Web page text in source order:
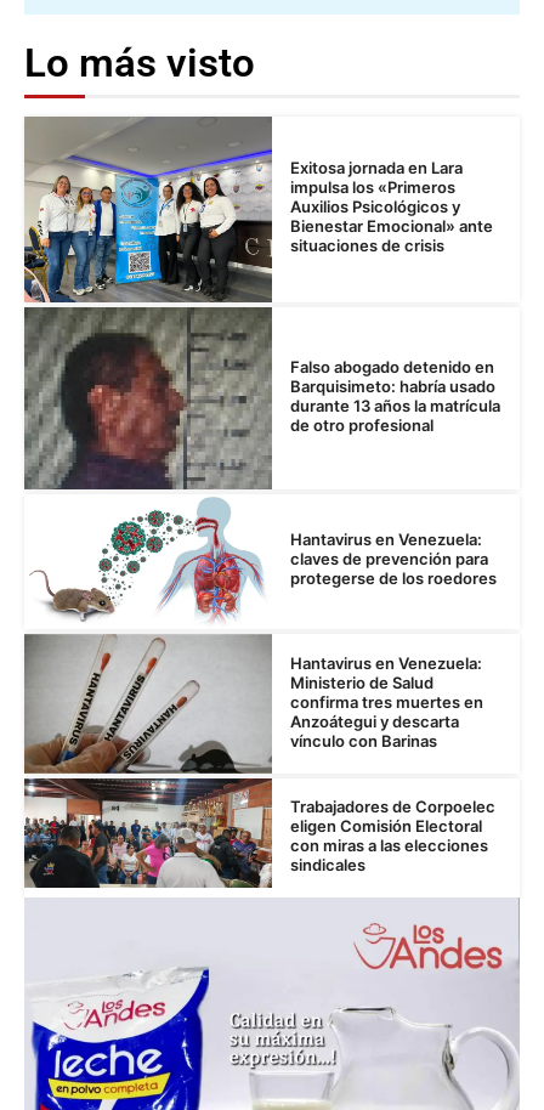
Lo más visto
Exitosa jornada en Lara
impulsa los «Primeros
Auxilios Psicológicos y
Bienestar Emocional» ante
situaciones de crisis
Falso abogado detenido en
Barquisimeto: habría usado
durante 13 años la matrícula
de otro profesional
Hantavirus en Venezuela:
claves de prevención para
protegerse de los roedores
Hantavirus en Venezuela:
Ministerio de Salud
confirma tres muertes en
Anzoátegui y descarta
vínculo con Barinas
Trabajadores de Corpoelec
eligen Comisión Electoral
con miras a las elecciones
sindicales